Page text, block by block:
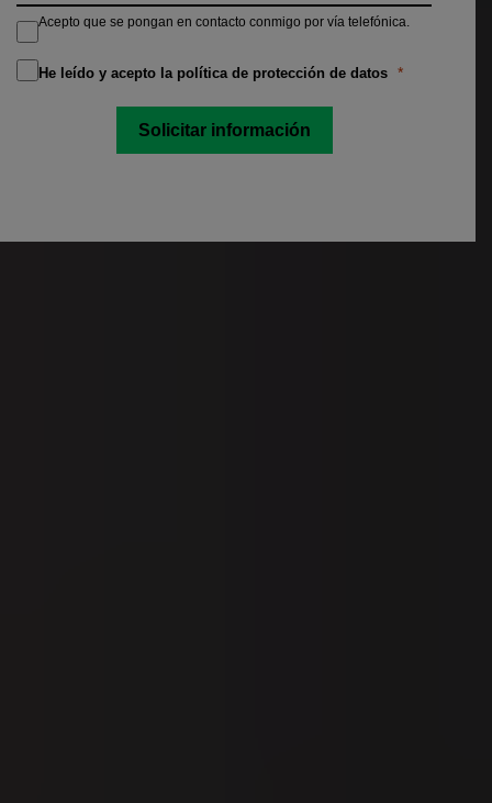
Acepto que se pongan en contacto conmigo por vía telefónica.
He leído y acepto la política de protección de datos
Solicitar información